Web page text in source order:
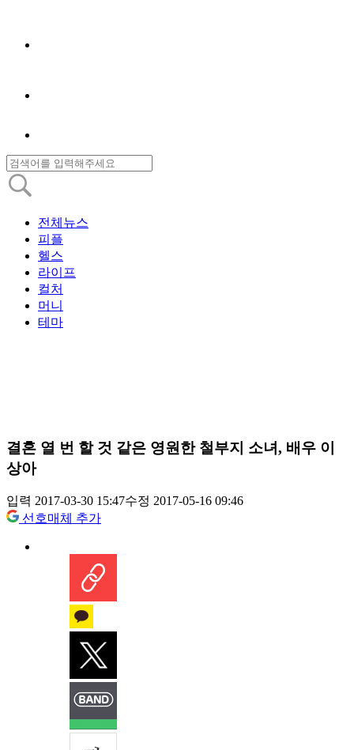
전체뉴스
피플
헬스
라이프
컬처
머니
테마
결혼 열 번 할 것 같은 영원한 철부지 소녀, 배우 이
상아
입력 2017-03-30 15:47수정 2017-05-16 09:46
선호매체 추가